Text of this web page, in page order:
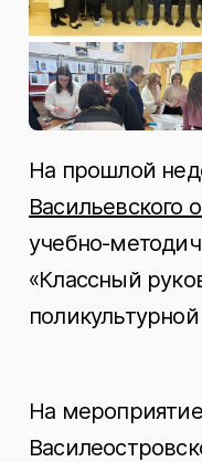
На прошлой
Васильевского
учебно-
«Классный
На